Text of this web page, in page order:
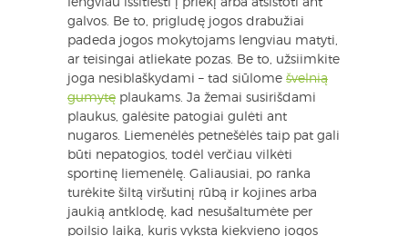
lengviau išsitiesti į priekį arba atsistoti ant
galvos. Be to, prigludę jogos drabužiai
padeda jogos mokytojams lengviau matyti,
ar teisingai atliekate pozas. Be to, užsiimkite
joga nesiblaškydami – tad siūlome švelnią
gumytę plaukams. Ja žemai susirišdami
plaukus, galėsite patogiai gulėti ant
nugaros. Liemenėlės petnešėlės taip pat gali
būti nepatogios, todėl verčiau vilkėti
sportinę liemenėlę. Galiausiai, po ranka
turėkite šiltą viršutinį rūbą ir kojines arba
jaukią antklodę, kad nesušaltumėte per
poilsio laiką, kuris vyksta kiekvieno jogos